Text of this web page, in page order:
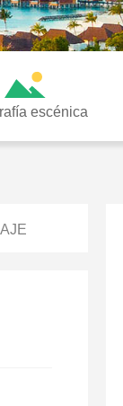
escénica